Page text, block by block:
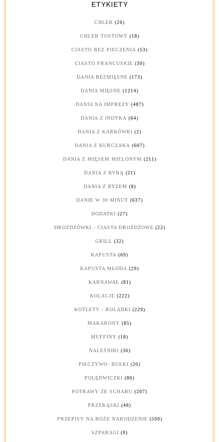
ETYKIETY
CHLEB (26)
CHLEB TOSTOWY (18)
CIASTO BEZ PIECZENIA (53)
CIASTO FRANCUSKIE (30)
DANIA BEZMIĘSNE (173)
DANIA MIĘSNE (1214)
DANIA NA IMPREZY (487)
DANIA Z INDYKA (64)
DANIA Z KARKÓWKI (2)
DANIA Z KURCZAKA (607)
DANIA Z MIĘSEM MIELONYM (211)
DANIA Z RYBĄ (21)
DANIA Z RYŻEM (8)
DANIE W 30 MINUT (637)
DODATKI (27)
DROŻDŻÓWKI - CIASTA DROŻDŻOWE (22)
GRILL (32)
KAPUSTA (69)
KAPUSTA MŁODA (29)
KARNAWAŁ (81)
KOLACJE (222)
KOTLETY - ROLADKI (229)
MAKARONY (85)
MUFFINY (18)
NALEŚNIKI (36)
PIECZYWO- BUŁKI (20)
POLĘDWICZKI (86)
POTRAWY ZE SCHABU (207)
PRZEKĄSKI (48)
PRZEPISY NA BOŻE NARODZENIE (500)
SZPARAGI (9)